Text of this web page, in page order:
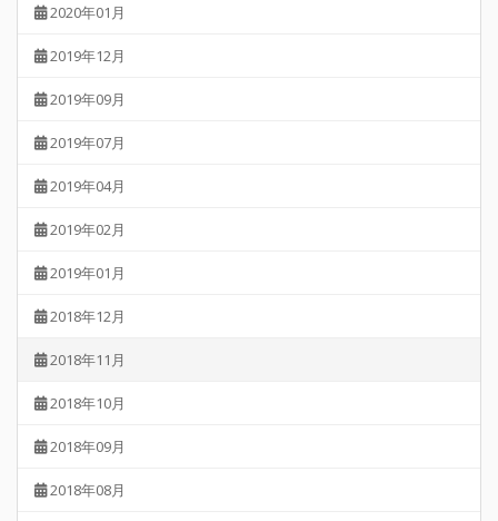
2020年01月
2019年12月
2019年09月
2019年07月
2019年04月
2019年02月
2019年01月
2018年12月
2018年11月
2018年10月
2018年09月
2018年08月